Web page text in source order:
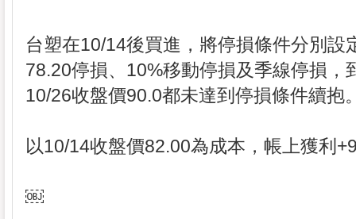
台塑在10/14後買進，將停損條件分別設
78.20停損、10%移動停損及季線停損，
10/26收盤價90.0都未達到停損條件續抱
以10/14收盤價82.00為成本，帳上獲利
￼